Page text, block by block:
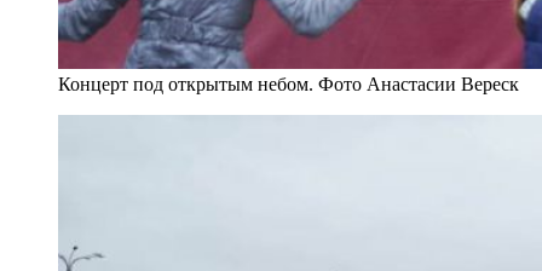
Концерт под открытым небом. Фото Анастасии Вереск